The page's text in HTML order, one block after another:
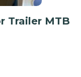
Trailer MTB